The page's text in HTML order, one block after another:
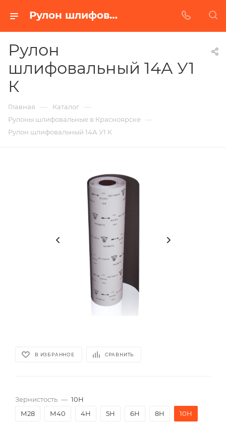
Рулон шлифовальный 14А У1 К в Красноярске | Купить по недорогой цене от Абразивного Завода
Рулон
шлифовальный 14А У1
К
Главная — Каталог —
Рулоны шлифовальные в Красноярске —
Рулон шлифовальный 14А У1 К
В ИЗБРАННОЕ СРАВНИТЬ
Зернистость — 10Н
М28
М40 4Н 5Н 6Н 8Н 10Н